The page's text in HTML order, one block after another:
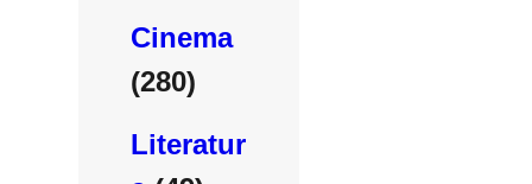
Cinema
(280)
Literatur